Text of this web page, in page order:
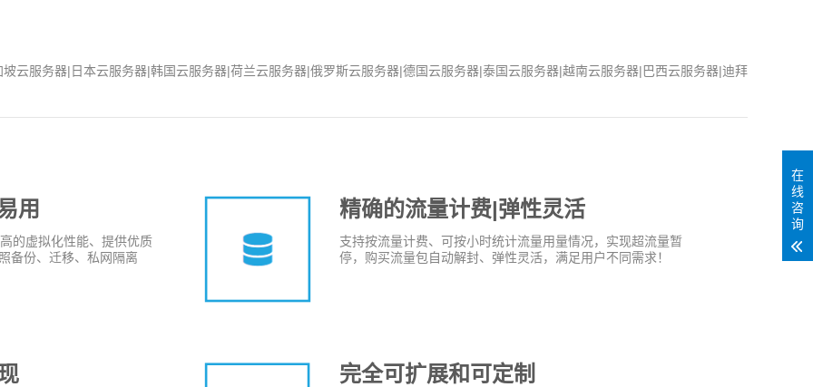
云服务器|日本云服务器|韩国云服务器|荷兰云服务器|俄罗斯云服务器|德国云服务器|泰国云服务器|越南云服务器|巴西云服务器|迪拜
用
的虚拟化性能、提供优质
备份、迁移、私网隔离
精确的流量计费|弹性灵活
支持按流量计费、可按小时统计流量用量情况，实现超流量暂
停，购买流量包自动解封、弹性灵活，满足用户不同需求！
完全可扩展和可定制
在
线
咨
询